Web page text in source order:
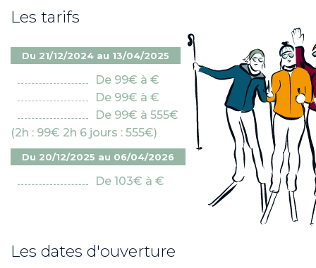
Les tarifs
Du 21/12/2024 au 13/04/2025
De 99€ à €
De 99€ à €
De 99€ à 555€
(2h : 99€ 2h 6 jours : 555€)
Du 20/12/2025 au 06/04/2026
De 103€ à €
Les dates d'ouverture